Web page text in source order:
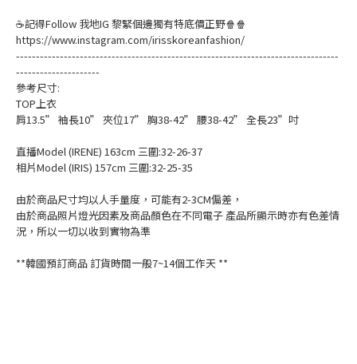
☕記得Follow 我地IG 黎緊個邊獨有特底價正野🍿🍿
https://www.instagram.com/irisskoreanfashion/
---------------------------------------------------------------------------------
---------------------
參考尺寸:
TOP上衣
肩13.5” 袖長10” 夾位17” 胸38-42” 腰38-42” 全長23”吋
直播Model (IRENE) 163cm 三圍:32-26-37
相片Model (IRIS) 157cm 三圍:32-25-35
由於商品尺寸均以人手量度，可能有2-3CM偏差，
由於商品照片燈光因素及商品顏色在不同電子 產品所顯示時亦有色差情
況，所以一切以收到實物為準
**韓國預訂商品 訂貨時間一般7~14個工作天 **